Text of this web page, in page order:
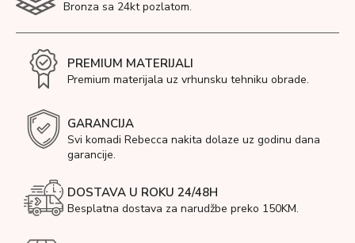
Bronza sa 24kt pozlatom.
PREMIUM MATERIJALI
Premium materijala uz vrhunsku tehniku obrade.
GARANCIJA
Svi komadi Rebecca nakita dolaze uz godinu dana
garancije.
DOSTAVA U ROKU 24/48H
Besplatna dostava za narudžbe preko 150KM.